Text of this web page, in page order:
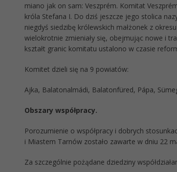
miano jak on sam: Veszprém. Komitat
króla Stefana I. Do dziś jeszcze jego stolica
niegdyś siedzibę królewskich małżonek z
wielokrotnie zmieniały się, obejmując nowe i
kształt granic komitatu ustalono w czasie
Komitet dzieli się na 9 powiatów:
Ajka, Balatonalmádi, Balatonfüred, Pápa,
Obszary współpracy.
Porozumienie o współpracy i dobrych
i Miastem Tarnów zostało zawarte w dniu 22
Za szczególnie pożądane dziedziny